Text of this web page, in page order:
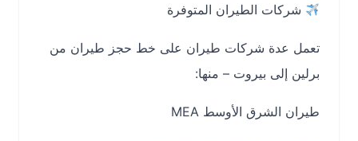
شركات الطيران المتوفرة
تعمل عدة شركات طيران على خط حجز طيران من
برلين إلى بيروت – منها:
طيران الشرق الأوسط MEA